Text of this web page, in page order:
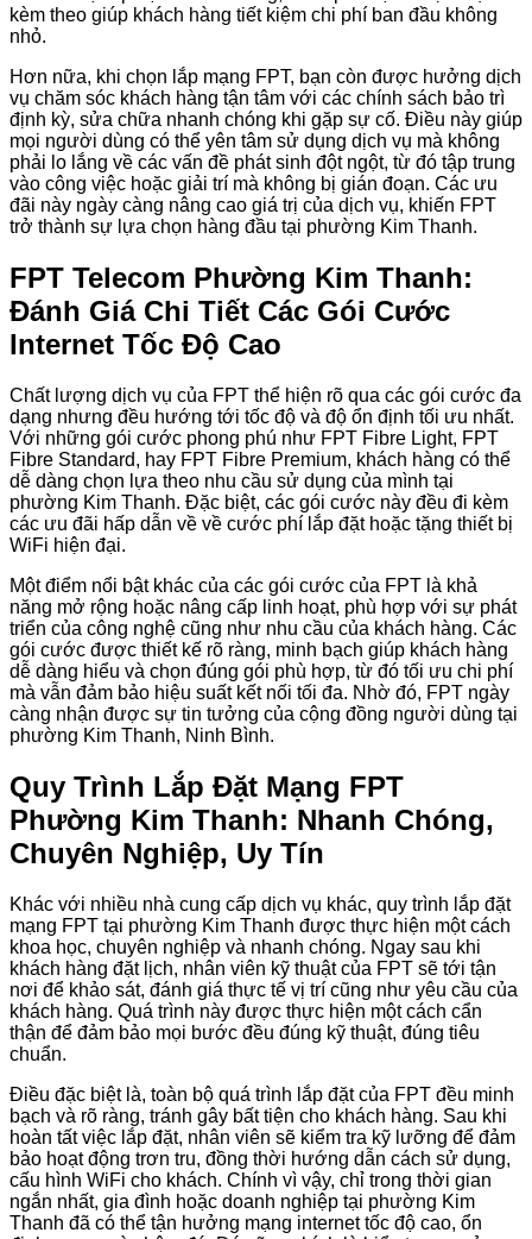
kèm theo giúp khách hàng tiết kiệm chi phí ban đầu không
nhỏ.
Hơn nữa, khi chọn lắp mạng FPT, bạn còn được hưởng dịch
vụ chăm sóc khách hàng tận tâm với các chính sách bảo trì
định kỳ, sửa chữa nhanh chóng khi gặp sự cố. Điều này giúp
mọi người dùng có thể yên tâm sử dụng dịch vụ mà không
phải lo lắng về các vấn đề phát sinh đột ngột, từ đó tập trung
vào công việc hoặc giải trí mà không bị gián đoạn. Các ưu
đãi này ngày càng nâng cao giá trị của dịch vụ, khiến FPT
trở thành sự lựa chọn hàng đầu tại phường Kim Thanh.
FPT Telecom Phường Kim Thanh:
Đánh Giá Chi Tiết Các Gói Cước
Internet Tốc Độ Cao
Chất lượng dịch vụ của FPT thể hiện rõ qua các gói cước đa
dạng nhưng đều hướng tới tốc độ và độ ổn định tối ưu nhất.
Với những gói cước phong phú như FPT Fibre Light, FPT
Fibre Standard, hay FPT Fibre Premium, khách hàng có thể
dễ dàng chọn lựa theo nhu cầu sử dụng của mình tại
phường Kim Thanh. Đặc biệt, các gói cước này đều đi kèm
các ưu đãi hấp dẫn về về cước phí lắp đặt hoặc tặng thiết bị
WiFi hiện đại.
Một điểm nổi bật khác của các gói cước của FPT là khả
năng mở rộng hoặc nâng cấp linh hoạt, phù hợp với sự phát
triển của công nghệ cũng như nhu cầu của khách hàng. Các
gói cước được thiết kế rõ ràng, minh bạch giúp khách hàng
dễ dàng hiểu và chọn đúng gói phù hợp, từ đó tối ưu chi phí
mà vẫn đảm bảo hiệu suất kết nối tối đa. Nhờ đó, FPT ngày
càng nhận được sự tin tưởng của cộng đồng người dùng tại
phường Kim Thanh, Ninh Bình.
Quy Trình Lắp Đặt Mạng FPT
Phường Kim Thanh: Nhanh Chóng,
Chuyên Nghiệp, Uy Tín
Khác với nhiều nhà cung cấp dịch vụ khác, quy trình lắp đặt
mạng FPT tại phường Kim Thanh được thực hiện một cách
khoa học, chuyên nghiệp và nhanh chóng. Ngay sau khi
khách hàng đặt lịch, nhân viên kỹ thuật của FPT sẽ tới tận
nơi để khảo sát, đánh giá thực tế vị trí cũng như yêu cầu của
khách hàng. Quá trình này được thực hiện một cách cẩn
thận để đảm bảo mọi bước đều đúng kỹ thuật, đúng tiêu
chuẩn.
Điều đặc biệt là, toàn bộ quá trình lắp đặt của FPT đều minh
bạch và rõ ràng, tránh gây bất tiện cho khách hàng. Sau khi
hoàn tất việc lắp đặt, nhân viên sẽ kiểm tra kỹ lưỡng để đảm
bảo hoạt động trơn tru, đồng thời hướng dẫn cách sử dụng,
cấu hình WiFi cho khách. Chính vì vậy, chỉ trong thời gian
ngắn nhất, gia đình hoặc doanh nghiệp tại phường Kim
Thanh đã có thể tận hưởng mạng internet tốc độ cao, ổn